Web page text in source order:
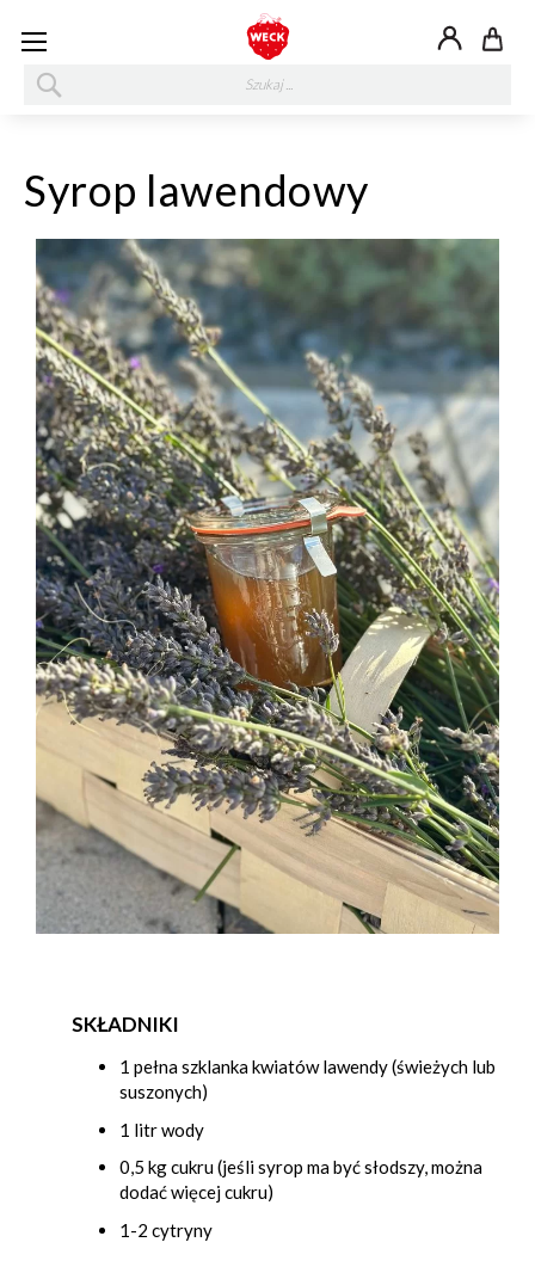
Syrop lawendowy
SKŁADNIKI
1 pełna szklanka kwiatów lawendy (świeżych lub
suszonych)
1 litr wody
0,5 kg cukru (jeśli syrop ma być słodszy, można
dodać więcej cukru)
1-2 cytryny